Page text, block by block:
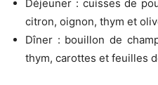
Déjeuner : cuisses de
citron, oignon, thym et
Dîner : bouillon de
thym, carottes et feuilles